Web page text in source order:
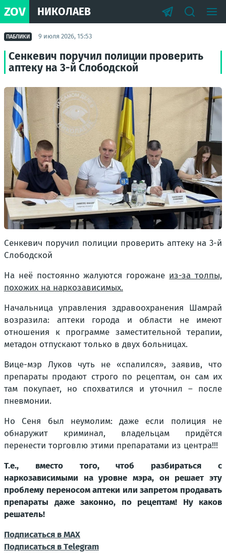
ZOV НИКОЛАЕВ
ПАБЛИКИ 9 июля 2026, 15:53
Сенкевич поручил полиции проверить
аптеку на 3-й Слободской
Сенкевич поручил полиции проверить аптеку на 3-й
Слободской
На неё постоянно жалуются горожане из-за толпы,
похожих на наркозависимых.
Начальница управления здравоохранения Шамрай
возразила: аптеки города и области не имеют
отношения к программе заместительной терапии,
метадон отпускают только в двух больницах.
Вице-мэр Луков чуть не «спалился», заявив, что
препараты продают строго по рецептам, он сам их
там покупает, но спохватился и уточнил – после
пневмонии.
Но Сеня был неумолим: даже если полиция не
обнаружит криминал, владельцам придётся
перенести торговлю этими препаратами из центра!!!
Т.е., вместо того, чтоб разбираться с
наркозависимыми на уровне мэра, он решает эту
проблему переносом аптеки или запретом продавать
препараты даже законно, по рецептам! Ну каков
решатель!
Подписаться в МАХ
Подписаться в Тelegram